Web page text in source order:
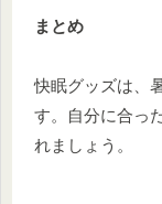
まとめ
快眠グッズは、
す。自分に合っ
れましょう。